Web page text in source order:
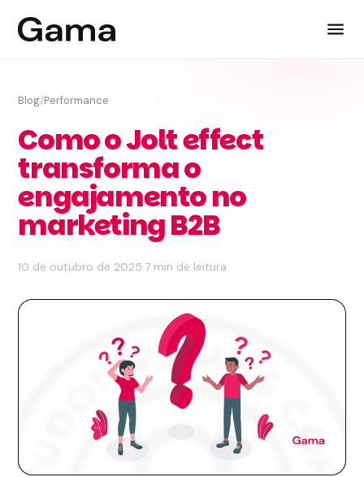
Blog/Performance
Como o Jolt effect
transforma o
engajamento no
marketing B2B
10 de outubro de 2025·7 min de leitura